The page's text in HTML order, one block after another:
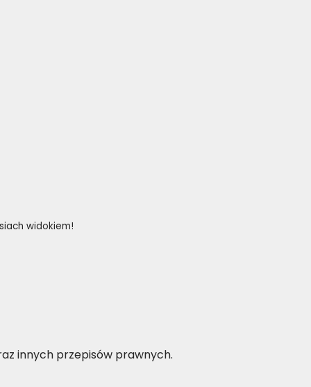
widokiem!
innych przepisów prawnych.